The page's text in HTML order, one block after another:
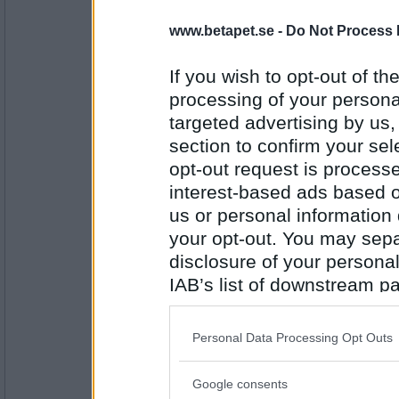
www.betapet.se - Do Not Process
If you wish to opt-out of
processing of your
targeted advertising by
section to confirm your
opt-out request is
interest-based ads based
us or personal
your opt-out. You may
disclosure of your
IAB’s list of downstream
also be disclosed by us
Downstream Participants
Please note that this
Personal Data Processing Opt Outs
Google consents
Antal inlägg:
27944
På vårt bröd läggs
Ruckzuck
Antal inlägg:
34614
små rymdblommor och fläsk
Antal inlägg: